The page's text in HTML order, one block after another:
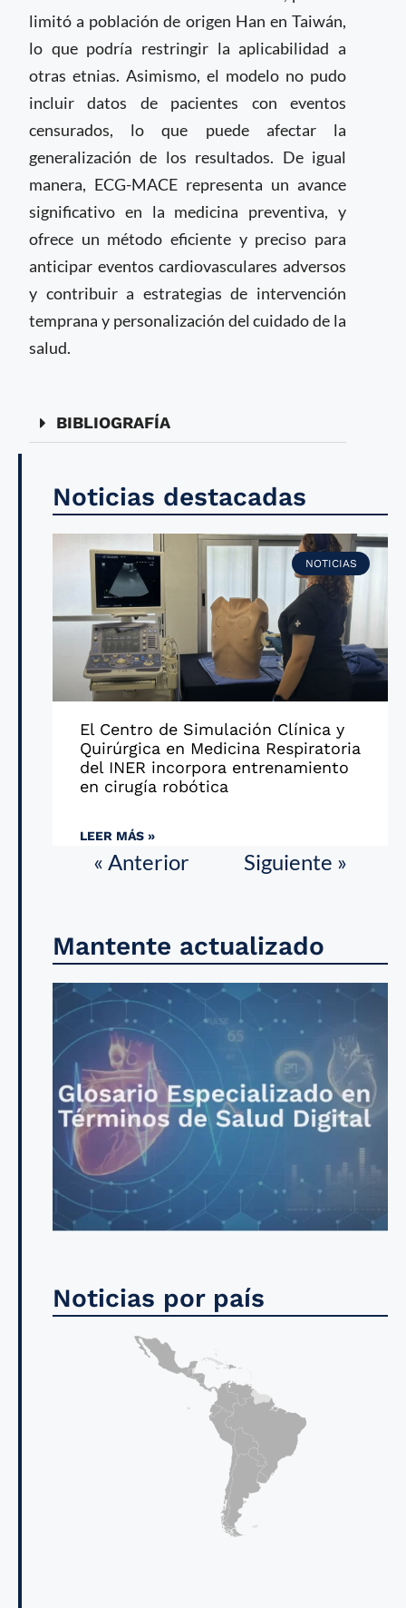
limitó a población de origen Han en Taiwán,
lo que podría restringir la aplicabilidad a
otras etnias. Asimismo, el modelo no pudo
incluir datos de pacientes con eventos
censurados, lo que puede afectar la
generalización de los resultados. De igual
manera, ECG-MACE representa un avance
significativo en la medicina preventiva, y
ofrece un método eficiente y preciso para
anticipar eventos cardiovasculares adversos
y contribuir a estrategias de intervención
temprana y personalización del cuidado de la
salud.
BIBLIOGRAFÍA
Noticias destacadas
NOTICIAS
El Centro de Simulación Clínica y
Quirúrgica en Medicina Respiratoria
del INER incorpora entrenamiento
en cirugía robótica
LEER MÁS »
« Anterior Siguiente »
Mantente actualizado
Noticias por país